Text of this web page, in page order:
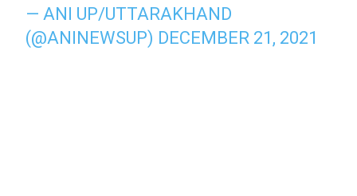
— ANI UP/UTTARAKHAND
(@ANINEWSUP) DECEMBER 21, 2021